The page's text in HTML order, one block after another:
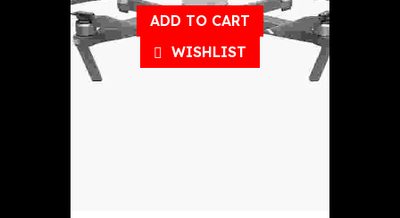
ADD TO CART
WISHLIST